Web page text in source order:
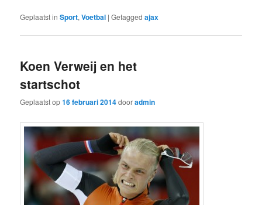
Geplaatst in Sport,Voetbal |Getagged ajax
Koen Verweij en het
startschot
Geplaatst op16 februari 2014dooradmin